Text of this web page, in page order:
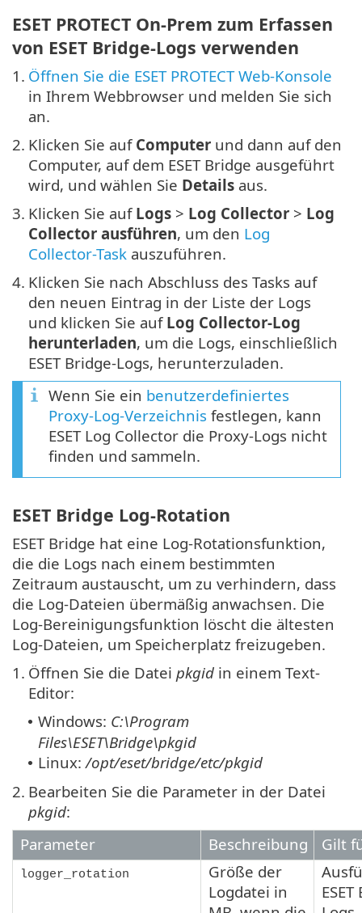
ESET PROTECT On-Prem zum Erfassen
von ESET Bridge-Logs verwenden
1. Öffnen Sie die ESET PROTECT Web-Konsole
in Ihrem Webbrowser und melden Sie sich
an.
2. Klicken Sie auf Computer und dann auf den
Computer, auf dem ESET Bridge ausgeführt
wird, und wählen Sie Details aus.
3. Klicken Sie auf Logs > Log Collector > Log
Collector ausführen, um den Log
Collector-Task auszuführen.
4. Klicken Sie nach Abschluss des Tasks auf
den neuen Eintrag in der Liste der Logs
und klicken Sie auf Log Collector-Log
herunterladen, um die Logs, einschließlich
ESET Bridge-Logs, herunterzuladen.
Wenn Sie ein benutzerdefiniertes
Proxy-Log-Verzeichnis festlegen, kann
ESET Log Collector die Proxy-Logs nicht
finden und sammeln.
ESET Bridge Log-Rotation
ESET Bridge hat eine Log-Rotationsfunktion,
die die Logs nach einem bestimmten
Zeitraum austauscht, um zu verhindern, dass
die Log-Dateien übermäßig anwachsen. Die
Log-Bereinigungsfunktion löscht die ältesten
Log-Dateien, um Speicherplatz freizugeben.
1. Öffnen Sie die Datei pkgid in einem Text-
Editor:
• Windows: C:\Program
Files\ESET\Bridge\pkgid
• Linux: /opt/eset/bridge/etc/pkgid
2. Bearbeiten Sie die Parameter in der Datei
pkgid:
Parameter
Beschreibung Gilt
logger_rotation
Größe der
Logdatei in